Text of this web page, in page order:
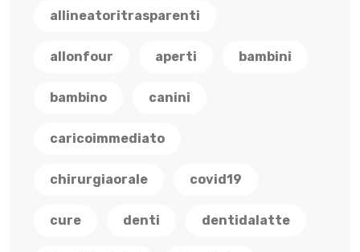
allineatoritrasparenti
allonfour aperti bambini
bambino canini
caricoimmediato
chirurgiaorale covid19
cure denti dentidalatte